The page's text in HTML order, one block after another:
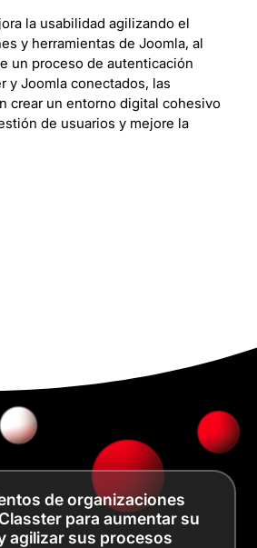
la usabilidad agilizando el
y herramientas de Joomla, al
un proceso de autenticación
y Joomla conectados, las
crear un entorno digital cohesivo
de usuarios y mejore la
de organizaciones
para aumentar su
agilizar sus procesos